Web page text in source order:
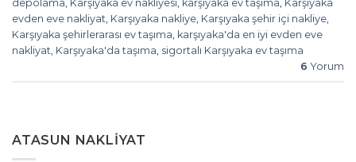
depolama, Karşıyaka ev nakliyesi, karşıyaka ev taşıma, Karşıyaka
evden eve nakliyat, Karşıyaka nakliye, Karşıyaka şehir içi nakliye,
Karşıyaka şehirlerarası ev taşıma, karşıyaka'da en iyi evden eve
nakliyat, Karşıyaka'da taşıma, sigortalı Karşıyaka ev taşıma
6 Yorum
ATASUN NAKLIYAT